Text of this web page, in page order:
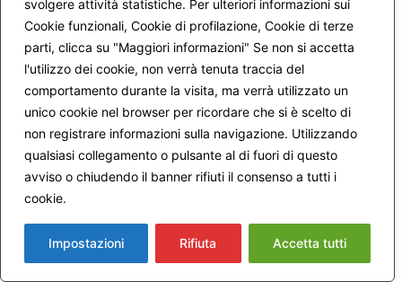
svolgere attività statistiche. Per ulteriori informazioni sui
Cookie funzionali, Cookie di profilazione, Cookie di terze
parti, clicca su "Maggiori informazioni" Se non si accetta
l'utilizzo dei cookie, non verrà tenuta traccia del
comportamento durante la visita, ma verrà utilizzato un
unico cookie nel browser per ricordare che si è scelto di
non registrare informazioni sulla navigazione. Utilizzando
qualsiasi collegamento o pulsante al di fuori di questo
avviso o chiudendo il banner rifiuti il consenso a tutti i
cookie.
Impostazioni Rifiuta Accetta tutti
fatto tutti gli interventi anche a Iside qui sopra, ma in
questo caso mi rallegro nel vederti decisamente
rinfrancato rispetto ai primi post.
Giovanna ha detto: 19 Agosto 2015 alle 5:08 PM
Caro Anonimo, grazie dei tuoi interventi; capisco le tue
preoccupazioni e le tue paure, appartengono un po’ a tutti:
la paura di essere invasi, di perdere le nostre sicurezze,
persino la nostra identità. Come sai noi lavoriamo sulle
paure, impariamo ad ascoltarle anziché agirle: le paure ci